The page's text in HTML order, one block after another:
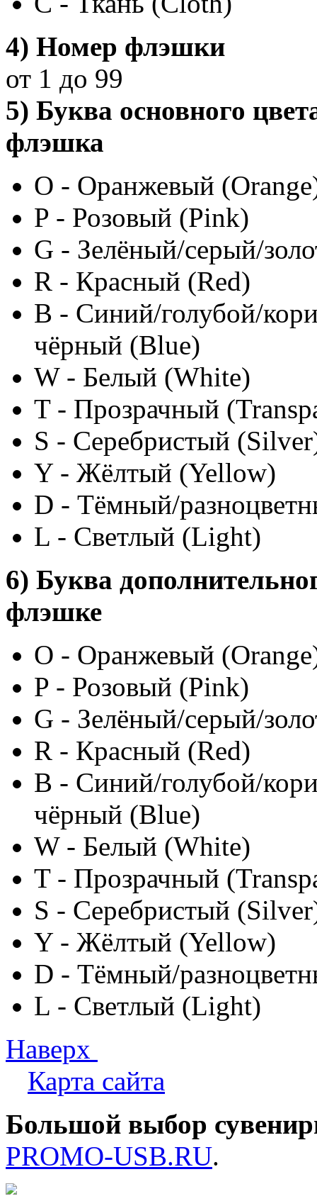
4) Номер флэшки
от 1 до 99
5) Буква основного
флэшка
O - Оранжевый
P - Розовый (Pink)
G - Зелёный/серый/
R - Красный (Red)
B - Синий/голубой/
чёрный (Blue)
W - Белый (White)
T - Прозрачный
S - Серебристый
Y - Жёлтый (Yellow)
D - Тёмный/
L - Светлый (Light)
6) Буква
флэшке
O - Оранжевый
P - Розовый (Pink)
G - Зелёный/серый/
R - Красный (Red)
B - Синий/голубой/
чёрный (Blue)
W - Белый (White)
T - Прозрачный
S - Серебристый
Y - Жёлтый (Yellow)
D - Тёмный/
L - Светлый (Light)
Наверх
Карта сайта
Большой выбор
PROMO-USB.RU.